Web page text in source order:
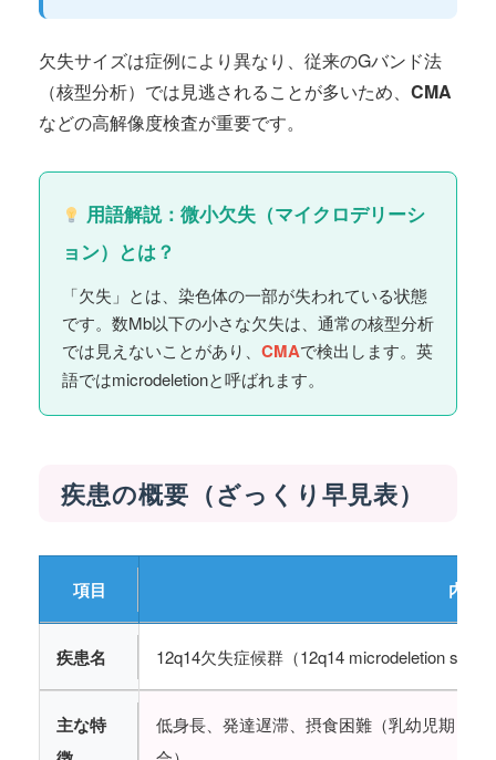
欠失サイズは症例により異なり、従来のGバンド法
（核型分析）では見逃されることが多いため、 CMA
などの高解像度検査が重要です。
用語解説：微小欠失（マイクロデリーシ
ョン）とは？
「欠失」とは、染色体の一部が失われている状態
です。数Mb以下の小さな欠失は、通常の核型分析
では見えないことがあり、 CMAで検出します。英
語ではmicrodeletionと呼ばれます。
疾患の概要（ざっくり早見表）
項目 内容
疾患名 12q14欠失症候群（12q14 microdeletion
主な特
低身長、発達遅滞、摂食困難（乳幼児期）